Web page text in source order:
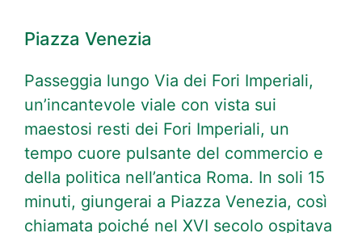
Piazza Venezia
Passeggia lungo Via dei Fori Imperiali,
un’incantevole viale con vista sui
maestosi resti dei Fori Imperiali, un
tempo cuore pulsante del commercio e
della politica nell’antica Roma. In soli 15
minuti, giungerai a Piazza Venezia, così
chiamata poiché nel XVI secolo ospitava